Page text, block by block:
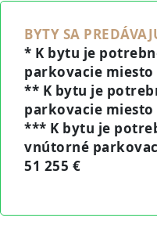
BYTY SA
* K bytu je
parkovacie miesto
** K bytu je
parkovacie miesto
*** K bytu je
vnútorné
51 255 €